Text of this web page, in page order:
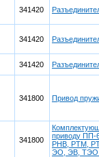
341420
341420
341420
341800 Привод
341800
приводу ПП-
РНВ, РТМ,
ЭО, ЭВ,